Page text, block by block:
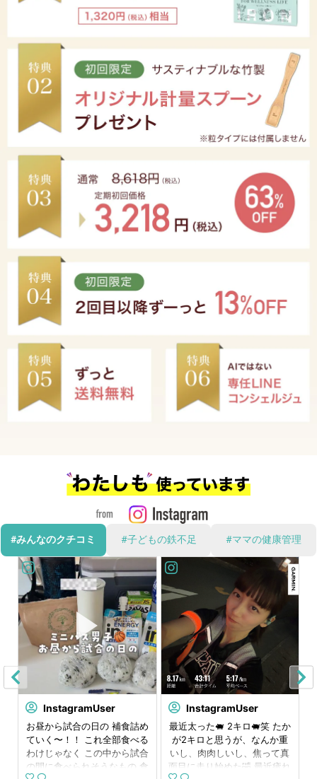
#みんなのクチコミ #子どもの鉄不足 #ママの健康管理
InstagramUser
お昼から試合の日の 補食詰め
ていく〜！！ これ全部食べる
わけじゃなく この中から試合
の間に食べられそうなもの 食
InstagramUser
最近太った🐖 2キロ🐖笑 たか
が2キロと思うが、なんか重
いし、肉肉しいし、焦って真
面目に走り始めた🤣 最近疲れ